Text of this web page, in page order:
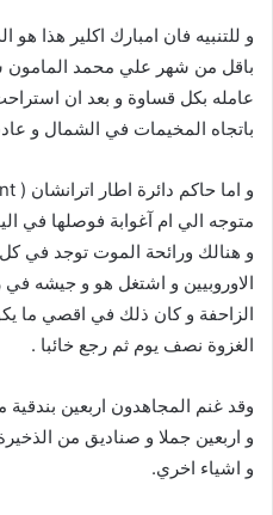
و للتنبيه فان امبارك اكلير هذا
باقل من شهر علي محمد المامون
عامله بكل قساوة و بعد ان
باتجاه المخيمات في الشمال و
متوجه الي ام آغوابة فوصلها في
و هنالك ورائحة الموت توجد في
الاوروبيين و اشتغل هو و جيشه في
الزاحفة و كان ذلك في اقصي ما
الغزوة نصف يوم ثم رجع خائبا .
وقد غنم المجاهدون اربعين
و اشياء اخري.